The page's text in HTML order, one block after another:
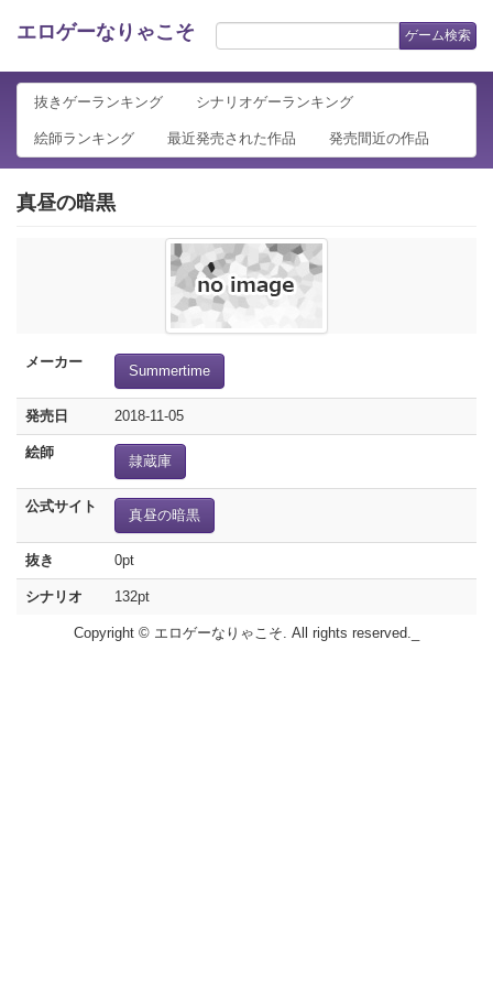
エロゲーなりゃこそ ゲーム検索
抜きゲーランキング シナリオゲーランキング
絵師ランキング 最近発売された作品 発売間近の作品
真昼の暗黒
メーカー
Summertime
発売日 2018-11-05
絵師
隷蔵庫
公式サイト
真昼の暗黒
抜き 0pt
シナリオ 132pt
Copyright © エロゲーなりゃこそ. All rights reserved._